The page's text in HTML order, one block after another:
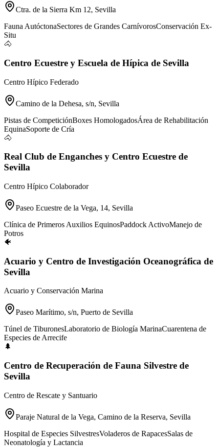
Ctra. de la Sierra Km 12, Sevilla
Fauna AutóctonaSectores de Grandes CarnívorosConservación Ex-
Situ
🐴
Centro Ecuestre y Escuela de Hípica de Sevilla
Centro Hípico Federado
Camino de la Dehesa, s/n, Sevilla
Pistas de CompeticiónBoxes HomologadosÁrea de Rehabilitación
EquinaSoporte de Cría
🐴
Real Club de Enganches y Centro Ecuestre de
Sevilla
Centro Hípico Colaborador
Paseo Ecuestre de la Vega, 14, Sevilla
Clínica de Primeros Auxilios EquinosPaddock ActivoManejo de
Potros
🐠
Acuario y Centro de Investigación Oceanográfica de
Sevilla
Acuario y Conservación Marina
Paseo Marítimo, s/n, Puerto de Sevilla
Túnel de TiburonesLaboratorio de Biología MarinaCuarentena de
Especies de Arrecife
🌲
Centro de Recuperación de Fauna Silvestre de
Sevilla
Centro de Rescate y Santuario
Paraje Natural de la Vega, Camino de la Reserva, Sevilla
Hospital de Especies SilvestresVoladeros de RapacesSalas de
Neonatología y Lactancia